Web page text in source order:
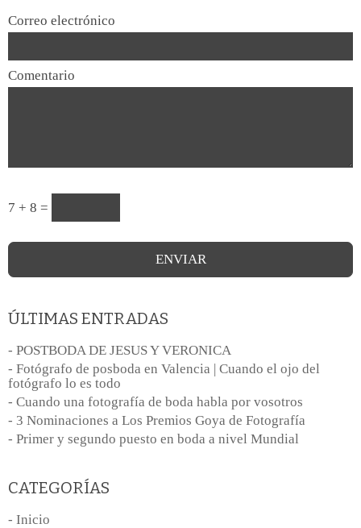
Correo electrónico
Comentario
7 + 8 =
ÚLTIMAS ENTRADAS
- POSTBODA DE JESUS Y VERONICA
- Fotógrafo de posboda en Valencia | Cuando el ojo del
fotógrafo lo es todo
- Cuando una fotografía de boda habla por vosotros
- 3 Nominaciones a Los Premios Goya de Fotografía
- Primer y segundo puesto en boda a nivel Mundial
CATEGORÍAS
- Inicio